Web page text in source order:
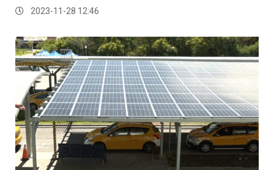
2023-11-28 12:46